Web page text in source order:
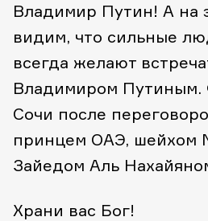
Владимир Путин! А на
видим, что сильные
всегда желают
Владимиром Путиным.
Сочи после
принцем ОАЭ, шейхом
Зайедом Аль
Храни вас Бог!